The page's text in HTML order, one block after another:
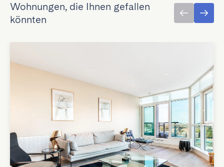
Wohnungen, die Ihnen gefallen
könnten